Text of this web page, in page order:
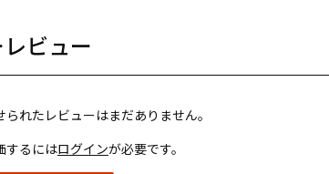
ビュー
られたレビューはまだありません。
するにはログインが必要です。